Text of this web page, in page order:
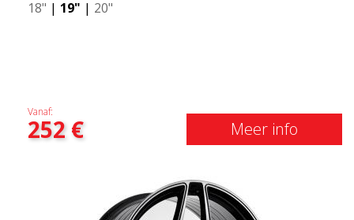
18" | 19" | 20"
Vanaf:
252€ Meer info